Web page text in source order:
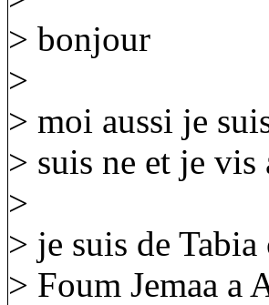
> bonjour
>
> moi aussi je
> suis ne et je vis
>
> je suis de
> Foum Jemaa a